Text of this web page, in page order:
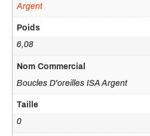
Argent
Poids
6,08
Nom Commercial
Boucles D'oreilles ISA Argent
Taille
0